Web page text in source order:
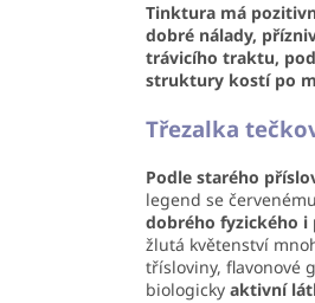
Tinktura má
dobré nálady,
trávicího traktu,
struktury kostí po
Třezalka
Podle starého
legend se
dobrého fyzického i
žlutá květenství
třísloviny, flavonové
biologicky aktivní